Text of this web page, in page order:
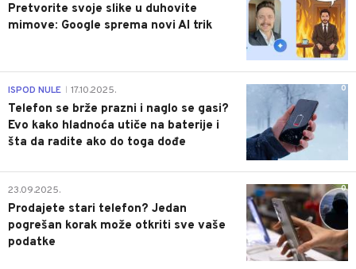
Pretvorite svoje slike u duhovite
mimove: Google sprema novi AI trik
0
ISPOD NULE 17.10.2025.
Telefon se brže prazni i naglo se gasi?
Evo kako hladnoća utiče na baterije i
šta da radite ako do toga dođe
0
23.09.2025.
Prodajete stari telefon? Jedan
pogrešan korak može otkriti sve vaše
podatke